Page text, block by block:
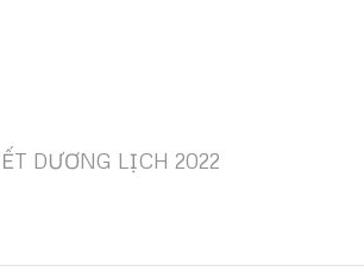
DƯƠNG LỊCH 2022